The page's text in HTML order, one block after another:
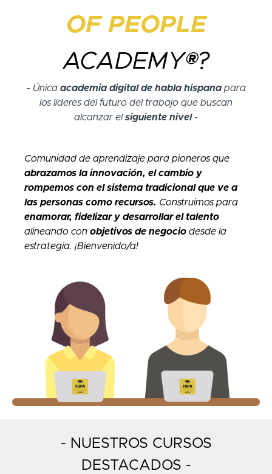
OF PEOPLE
ACADEMY®?
- Única academia digital de habla hispanapara
los líderes del futuro del trabajo que buscan
alcanzar elsiguiente nivel-
Comunidad de aprendizaje para pioneros que
abrazamos la innovación, el cambio y
rompemos con el sistema tradicional que ve a
las personas como recursos. Construimos para
enamorar, fidelizar y desarrollar el talento
alineando con objetivos de negocio desde la
estrategia. ¡Bienvenido/a!
- NUESTROS CURSOS
DESTACADOS -